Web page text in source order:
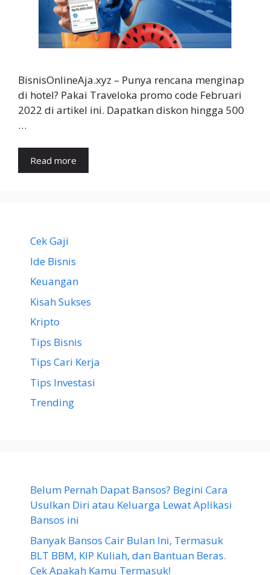
BisnisOnlineAja.xyz – Punya rencana menginap
di hotel? Pakai Traveloka promo code Februari
2022 di artikel ini. Dapatkan diskon hingga 500
…
Read more
Cek Gaji
Ide Bisnis
Keuangan
Kisah Sukses
Kripto
Tips Bisnis
Tips Cari Kerja
Tips Investasi
Trending
Belum Pernah Dapat Bansos? Begini Cara
Usulkan Diri atau Keluarga Lewat Aplikasi
Bansos ini
Banyak Bansos Cair Bulan Ini, Termasuk
BLT BBM, KIP Kuliah, dan Bantuan Beras.
Cek Apakah Kamu Termasuk!